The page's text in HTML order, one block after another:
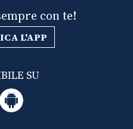
con te!
L'APP
SU